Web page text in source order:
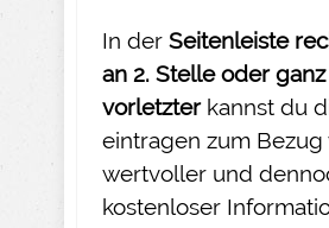
In der Seitenleiste
an 2. Stelle oder
vorletzter kannst du
eintragen zum
wertvoller und
kostenloser